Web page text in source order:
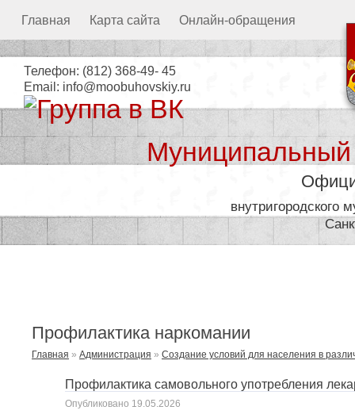
Главная Карта сайта Онлайн-обращения
Телефон: (812) 368-49- 45
Email: info@moobuhovskiy.ru
внутригородского
Профилактика наркомании
Главная » Администрация » Создание условий для населения в
Профилактика самовольного употребления
Опубликовано 19.05.2026